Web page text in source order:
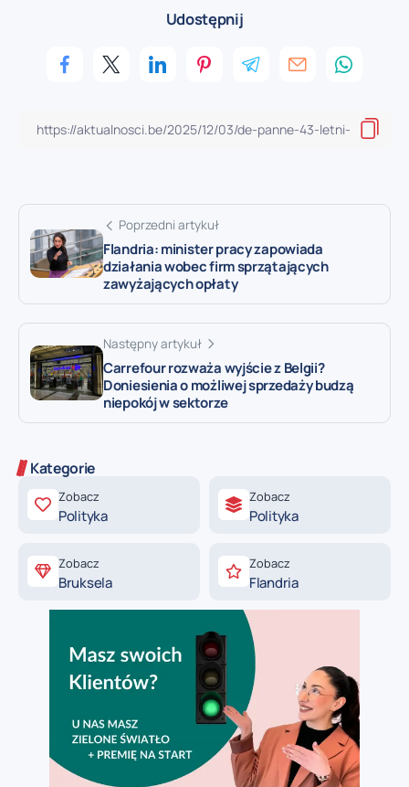
Udostępnij
Poprzedni artykuł
Flandria: minister pracy zapowiada
działania wobec firm sprzątających
zawyżających opłaty
Następny artykuł
Carrefour rozważa wyjście z Belgii?
Doniesienia o możliwej sprzedaży budzą
niepokój w sektorze
Kategorie
Zobacz
Polityka
Zobacz
Polityka
Zobacz
Bruksela
Zobacz
Flandria